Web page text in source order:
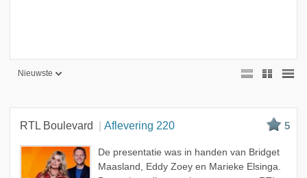
Nieuwste
RTL Boulevard Aflevering 220 5
De presentatie was in handen van Bridget
Maasland, Eddy Zoey en Marieke Elsinga.